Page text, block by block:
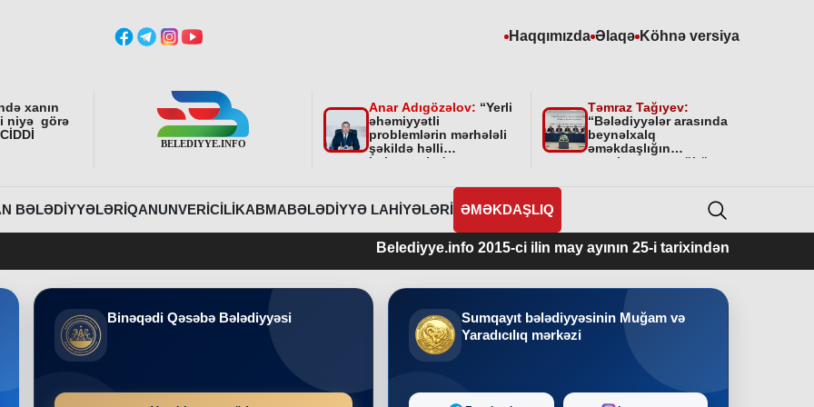
Haqqımızda Əlaqə Köhnə versiya
xanın
niyə görə
Anar Adıgözəlov: “Yerli
əhəmiyyətli
problemlərin mərhələli
şəkildə həlli
istiqamətində
sonra da davam
etdirəcəkdir”
Təmraz Tağıyev:
“Bələdiyyələr arasında
beynəlxalq
əməkdaşlığın
qurulmasının mühüm
BƏLƏDIYYƏLƏRIQANUNVERICILIKABMABƏLƏDIYYƏ LAHIYƏLƏRI ƏMƏKDAŞLIQ
Belediyye.info 2015-ci ilin may ayının 25-i tarixindən fəaliyyətdədir.
Binəqədi Qəsəbə Bələdiyyəsi
Sumqayıt bələdiyyəsinin Muğam və
Yaradıcılıq mərkəzi